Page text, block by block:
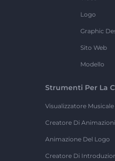
Logo
Graphic
Sito Web
Modello
Strumenti Per La
Visualizzatore
Creatore Di Animazioni
Animazione Del Logo
Creatore Di